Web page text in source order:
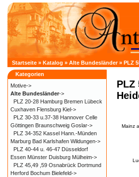
Startseite » Katalog » Alte Bundesländer» PLZ
PLZ
Mainz
Kategorien
Motive->
Alte Bundesländer->
PLZ 20-28 Hamburg Bremen Lübeck
Cuxhaven Flensburg Kiel->
PLZ 30-33 u.37-38 Hannover Celle
Göttingen Braunschweig Goslar->
PLZ 34-352 Kassel Hann.-Münden
Marburg Bad Karlshafen Wildungen->
PLZ 40-44 u. 46-47 Düsseldorf
Essen Münster Duisburg Mülheim->
PLZ 45,49 ,59 Osnabrück Dortmund
Herford Bochum Bielefeld->